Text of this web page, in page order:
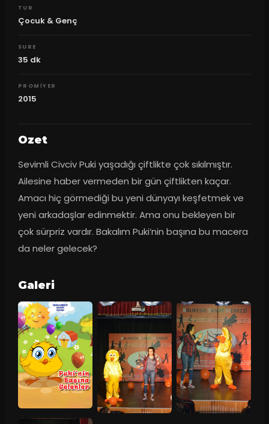
TUR
Çocuk & Genç
SURE
35 dk
PROMIYER
2015
Ozet
Sevimli Civciv Puki yaşadığı çiftlikte çok sıkılmıştır.
Ailesine haber vermeden bir gün çiftlikten kaçar.
Amacı hiç görmediği bu yeni dünyayı keşfetmek ve
yeni arkadaşlar edinmektir. Ama onu bekleyen bir
çok sürpriz vardır. Bakalım Puki’nin başına bu macera
da neler gelecek?
Galeri